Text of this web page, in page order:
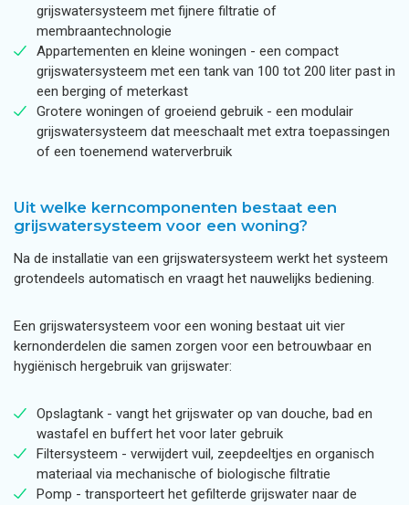
grijswatersysteem met fijnere filtratie of
membraantechnologie
Appartementen en kleine woningen - een compact
grijswatersysteem met een tank van 100 tot 200 liter past in
een berging of meterkast
Grotere woningen of groeiend gebruik - een modulair
grijswatersysteem dat meeschaalt met extra toepassingen
of een toenemend waterverbruik
Uit welke kerncomponenten bestaat een
grijswatersysteem voor een woning?
Na de installatie van een grijswatersysteem werkt het systeem
grotendeels automatisch en vraagt het nauwelijks bediening.
Een grijswatersysteem voor een woning bestaat uit vier
kernonderdelen die samen zorgen voor een betrouwbaar en
hygiënisch hergebruik van grijswater:
Opslagtank - vangt het grijswater op van douche, bad en
wastafel en buffert het voor later gebruik
Filtersysteem - verwijdert vuil, zeepdeeltjes en organisch
materiaal via mechanische of biologische filtratie
Pomp - transporteert het gefilterde grijswater naar de